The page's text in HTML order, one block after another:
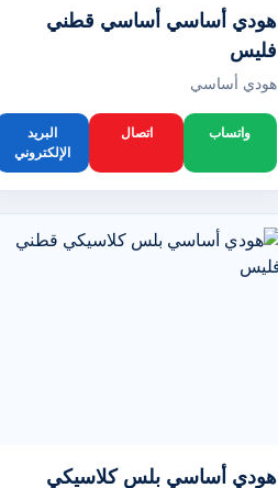
هودي أساسي أساسي قطني
فليس
هودي أساسي
واتساب اتصال
البريد
الإلكتروني
هودي أساسي بلس كلاسيكي